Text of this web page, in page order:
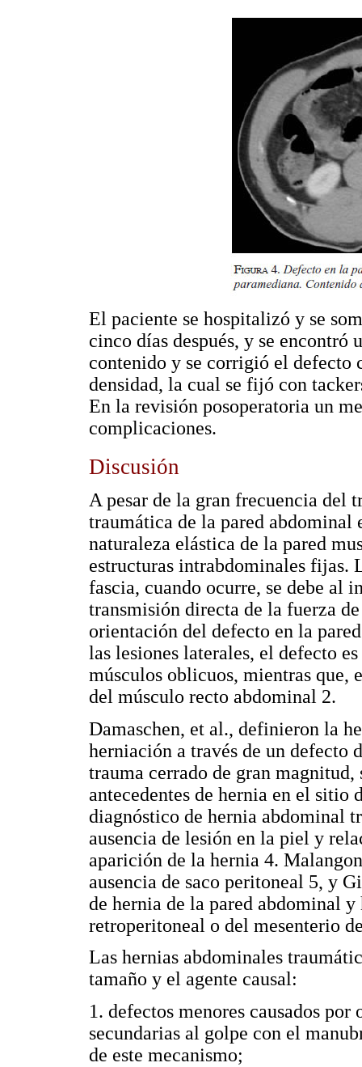
El paciente se hospitalizó y se
cinco días después, y se encontró
contenido y se corrigió el
densidad, la cual se fijó con
En la revisión posoperatoria un
complicaciones.
Discusión
A pesar de la gran frecuencia del
traumática de la pared abdominal
naturaleza elástica de la pared
estructuras intrabdominales fijas.
fascia, cuando ocurre, se debe al
transmisión directa de la fuerza
orientación del defecto en la
las lesiones laterales, el defecto
músculos oblicuos, mientras que,
del músculo recto abdominal 2.
Damaschen, et al., definieron la
herniación a través de un defecto
trauma cerrado de gran
antecedentes de hernia en el
diagnóstico de hernia abdominal
ausencia de lesión en la piel y
aparición de la hernia 4.
ausencia de saco peritoneal 5, y
de hernia de la pared abdominal
retroperitoneal o del mesenterio
Las hernias abdominales
tamaño y el agente causal:
1. defectos menores causados
secundarias al golpe con el
de este mecanismo;